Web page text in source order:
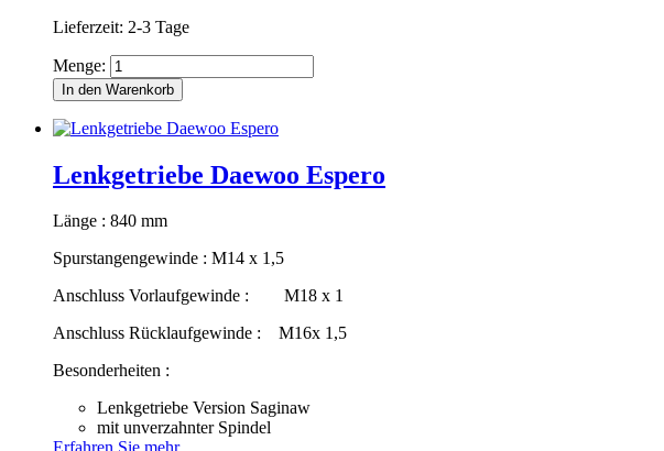
Lieferzeit: 2-3 Tage
Menge:
In den Warenkorb
Lenkgetriebe Daewoo Espero
Länge : 840 mm
Spurstangengewinde : M14 x 1,5
Anschluss Vorlaufgewinde : M18 x 1
Anschluss Rücklaufgewinde : M16x 1,5
Besonderheiten :
Lenkgetriebe Version Saginaw
mit unverzahnter Spindel